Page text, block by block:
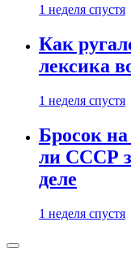
1 неделя спустя
Как
лексика
1 неделя спустя
Бросок
ли СССР
деле
1 неделя спустя